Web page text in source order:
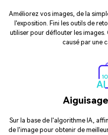
Améliorez vos images, de la
l'exposition. Fini les outils de
utiliser pour déflouter les
causé par une
Sur la base de l'algorithme IA,
de l'image pour obtenir de